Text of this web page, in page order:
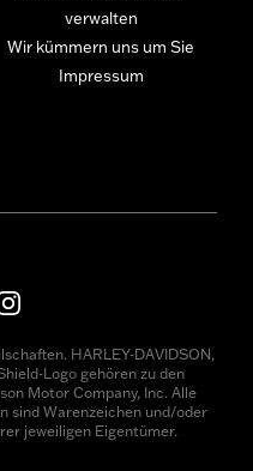
verwalten
Wir kümmern uns um Sie
Impressum
HARLEY-DAVIDSON,
Logo gehören zu den
Motor Company, Inc. Alle
sind Warenzeichen und/oder
jeweiligen Eigentümer.